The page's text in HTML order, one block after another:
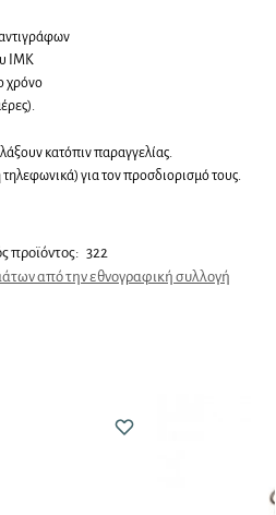
ΙΜΚ
χρόνο
κατόπιν παραγγελίας.
για τον προσδιορισμό τους.
προϊόντος: 322
από την εθνογραφική συλλογή